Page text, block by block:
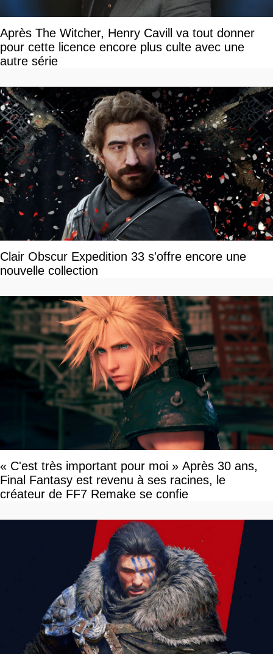
Après The Witcher, Henry Cavill va tout donner
pour cette licence encore plus culte avec une
autre série
Clair Obscur Expedition 33 s'offre encore une
nouvelle collection
« C'est très important pour moi » Après 30 ans,
Final Fantasy est revenu à ses racines, le
créateur de FF7 Remake se confie